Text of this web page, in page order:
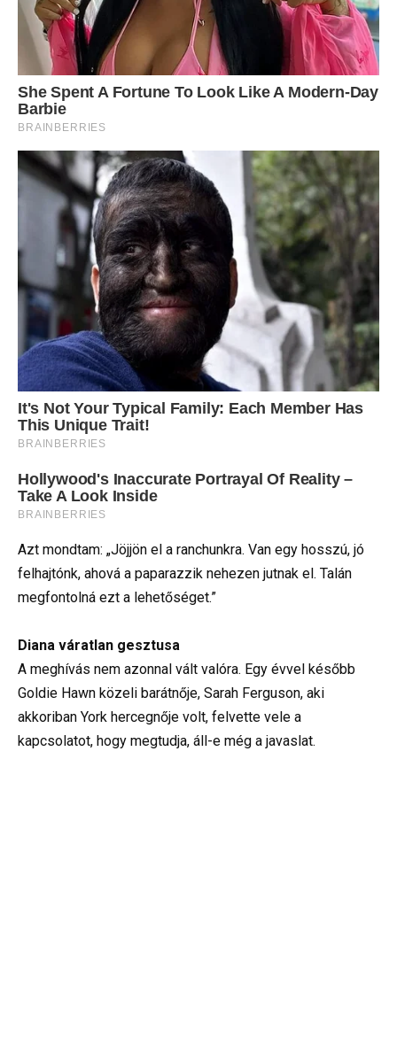
Azt mondtam: „Jöjjön el a ranchunkra. Van egy hosszú, jó
felhajtónk, ahová a paparazzik nehezen jutnak el. Talán
megfontolná ezt a lehetőséget.”
Diana váratlan gesztusa
A meghívás nem azonnal vált valóra. Egy évvel később
Goldie Hawn közeli barátnője, Sarah Ferguson, aki
akkoriban York hercegnője volt, felvette vele a
kapcsolatot, hogy megtudja, áll-e még a javaslat.